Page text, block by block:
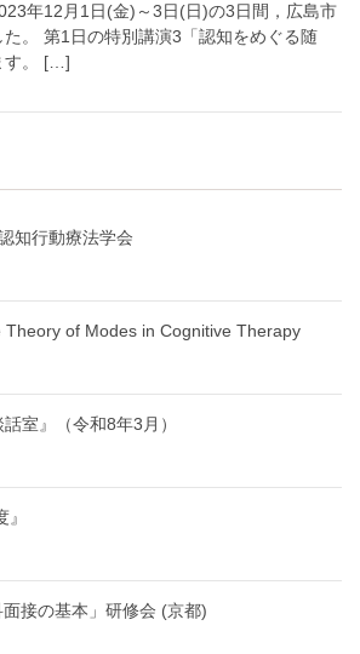
年12月1日(金)～3日(日)の3日間，広島市
。 第1日の特別講演3「認知をめぐる随
す。 […]
知行動療法学会
Theory of Modes in Cognitive Therapy
室』（令和8年3月）
接の基本」研修会 (京都)